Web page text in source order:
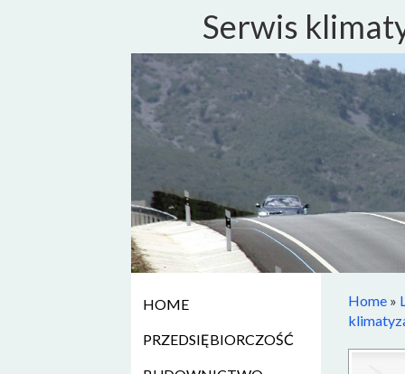
Serwis
HOME
PRZEDSIĘBIORCZOŚĆ
Home »